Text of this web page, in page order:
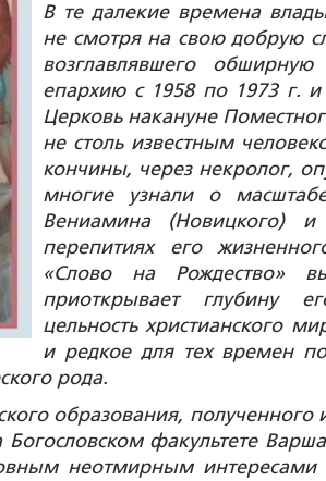
В те далекие времена
не смотря на свою добрую
возглавлявшего
епархию с 1958 по 1973 г.
Церковь накануне
не столь известным
кончины, через некролог,
многие узнали о
Вениамина (Новицкого) и
перепитиях его
«Слово на Рождество»
приоткрывает глубину
цельность христианского
и редкое для тех времен
рода.
образования, полученного
факультете
неотмирным